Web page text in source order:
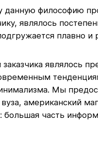
данную философию
являлось
плавно
являлось
Мы
вуза, американский
часть